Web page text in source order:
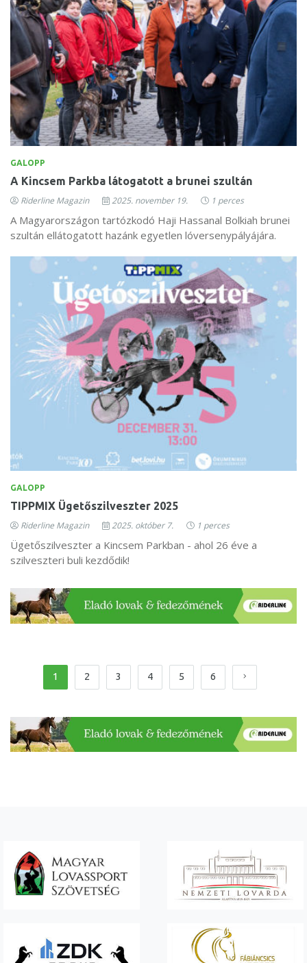
GALOPP
A Kincsem Parkba látogatott a brunei szultán
Riderline Magazin 2025. november 19. 1 perces
A Magyarországon tartózkodó Haji Hassanal Bolkiah brunei
szultán ellátogatott hazánk egyetlen lóversenypályájára.
GALOPP
TIPPMIX Ügetőszilveszter 2025
Riderline Magazin 2025. október 7. 1 perces
Ügetőszilveszter a Kincsem Parkban - ahol 26 éve a
szilveszteri buli kezdődik!
1 2 3 4 5 6